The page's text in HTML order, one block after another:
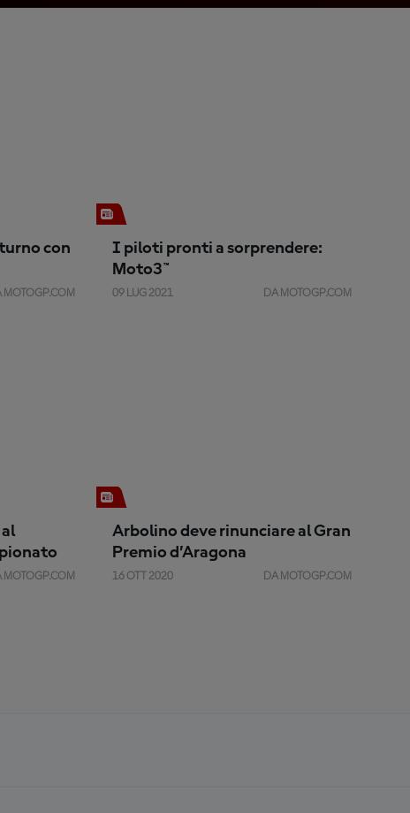
con
MOTOGP.COM
I piloti pronti a sorprendere:
Moto3™️
09 LUG 2021 DA MOTOGP.COM
MOTOGP.COM
Arbolino deve rinunciare al Gran
Premio d’Aragona
16 OTT 2020 DA MOTOGP.COM